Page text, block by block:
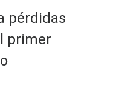
pérdidas
primer